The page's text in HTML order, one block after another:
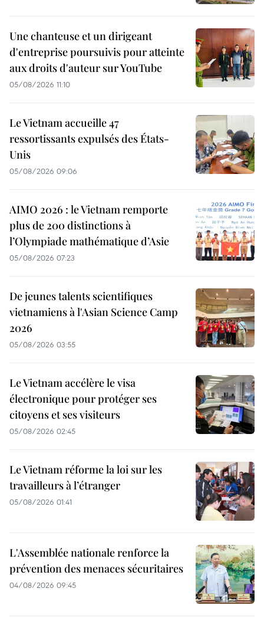
Une chanteuse et un dirigeant
d'entreprise poursuivis pour atteinte
aux droits d'auteur sur YouTube
05/08/2026 11:10
Le Vietnam accueille 47
ressortissants expulsés des États-
Unis
05/08/2026 09:06
AIMO 2026 : le Vietnam remporte
plus de 200 distinctions à
l’Olympiade mathématique d’Asie
05/08/2026 07:23
De jeunes talents scientifiques
vietnamiens à l'Asian Science Camp
2026
05/08/2026 03:55
Le Vietnam accélère le visa
électronique pour protéger ses
citoyens et ses visiteurs
05/08/2026 02:45
Le Vietnam réforme la loi sur les
travailleurs à l’étranger
05/08/2026 01:41
L'Assemblée nationale renforce la
prévention des menaces sécuritaires
04/08/2026 09:45